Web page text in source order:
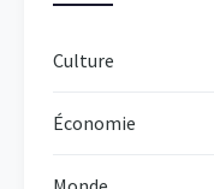
Culture
Économie